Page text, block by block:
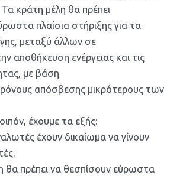
κράτη μέλη θα πρέπει
πλαίσια στήριξης για τα
μεταξύ άλλων σε
αποθήκευση ενέργειας και τις
με βάση
απόσβεσης μικρότερους των
έχουμε τα εξής:
έχουν δικαίωμα να γίνουν
θα πρέπει να θεσπίσουν εύρωστα